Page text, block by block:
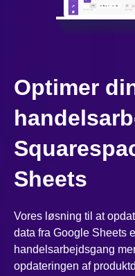
Optimer
Sheets
Vores løsning til at
data fra Google Sheets
handelsarbejdsgang
opdateringen af